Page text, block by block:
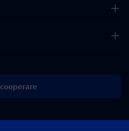
cooperare